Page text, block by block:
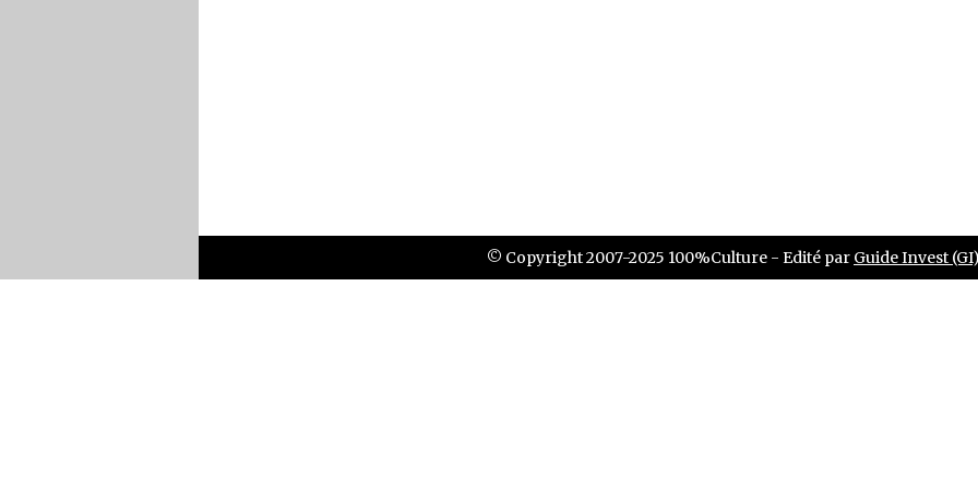
© Copyright 2007-2025 100%Culture - Edité par Guide Invest